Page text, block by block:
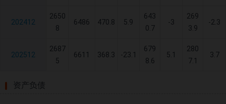
202412
2650
8
6486 470.8 5.9
643
0.7
-3
269
3.9
-2.3
202512
2687
5
6611 368.3 -23.1
679
8.6
5.1
280
7.1
3.7
资产负债